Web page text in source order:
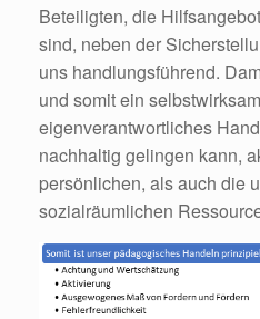
Beteiligten, die
sind, neben der
uns handlungsführend.
und somit ein
eigenverantwortliches
nachhaltig gelingen kann,
persönlichen, als auch die
sozialräumlichen